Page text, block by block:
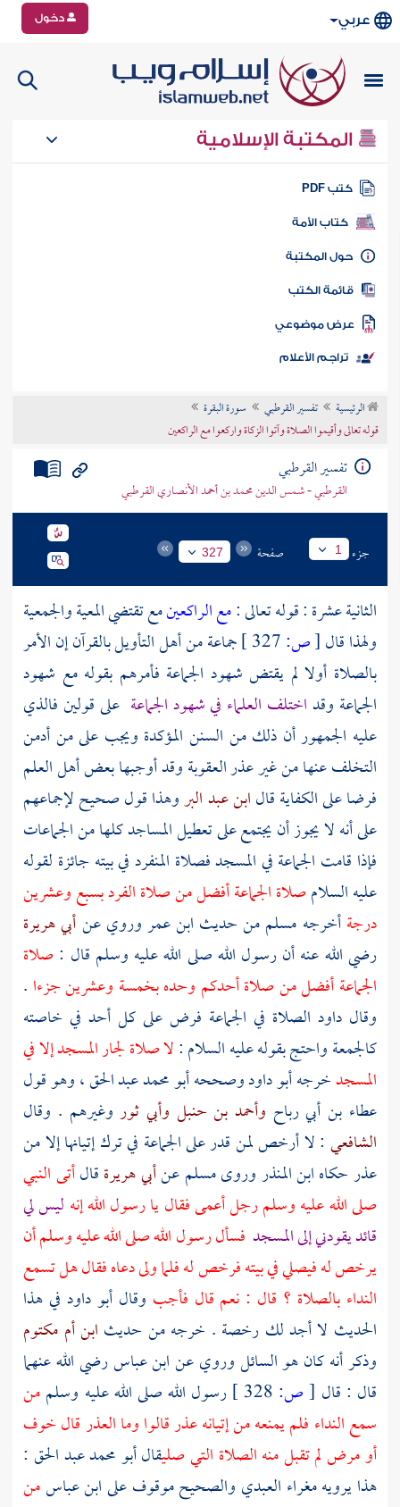
عربي دخول
المكتبة الإسلامية
كتب PDF
كتاب الأمة
المكتبة
الكتب
موضوعي
تراجم الأعلام
الرئيسية تفسير القرطبي
سورة البقرة
قوله تعالى وأقيموا الصلاة وآتوا الزكاة واركعوا مع الراكعين
تفسير القرطبي
القرطبي - شمس الدين محمد بن أحمد الأنصاري القرطبي
جزء 1 صفحة 327
الثانية عشرة : قوله تعالى :مع الراكعينمع تقتضي المعية والجمعية
ولهذا قال[ص:
جماعة من أهل التأويل بالقرآن إن الأمر
بالصلاة أولا لم يقتض شهود الجماعة فأمرهم بقوله مع شهود
الجماعة وقداختلف العلماء في شهود الجماعة على قولين فالذي
عليه الجمهور أن ذلك من السنن المؤكدة ويجب على من أدمن
التخلف عنها من غير عذر العقوبة وقد أوجبها بعض أهل العلم
فرضا على الكفاية قالابن عبد البروهذا قول صحيح لإجماعهم
على أنه لا يجوز أن يجتمع على تعطيل المساجد كلها من الجماعات
فإذا قامت الجماعة في المسجد فصلاة المنفرد في بيته جائزة لقوله
عليه السلامصلاة الجماعة أفضل من صلاة الفرد بسبع وعشرين
درجةأخرجه مسلممن حديث ابن عمروروي عنأبي هريرة
رضي الله عنه أن رسول الله صلى الله عليه وسلم قال : صلاة
الجماعة أفضل من صلاة أحدكم وحده بخمسة وعشرين جزءا .
وقالداود الصلاة في الجماعة فرض على كل أحد في خاصته
كالجمعة واحتج بقوله عليه السلام :لا صلاة لجار المسجد إلا في
المسجدخرجهأبو داودوصححهأبو محمد عبد الحق، وهو قول
عطاء بن أبي رباح وأحمد بن حنبل وأبي ثور وغيرهم . وقال
الشافعي : لا أرخص لمن قدر على الجماعة في ترك إتيانها إلا من
عذر حكاهابن المنذروروىمسلمعنأبي هريرةقالأتى النبي
صلى الله عليه وسلم رجل أعمى فقال يا رسول الله إنه ليس لي
قائد يقودني إلى المسجد فسأل رسول الله صلى الله عليه وسلم أن
يرخص له فيصلي في بيته فرخص له فلما ولى دعاه فقال هل تسمع
النداء بالصلاة ؟ قال : نعم قال فأجب وقالأبو داود في هذا
الحديث لا أجد لك رخصة . خرجه من حديث ابن أم مكتوم
وذكر أنه كان هو السائل وروي عنابن عباسرضي الله عنهما
قال : قال [ص: رسول الله صلى الله عليه وسلممن
سمع النداء فلم يمنعه من إتيانه عذر قالوا وما العذر قال خوف
أو مرض لم تقبل منه الصلاة التي صلىقالأبو محمد عبد الحق :
هذا يرويهمغراء العبدي والصحيح موقوف علىابن عباسمن